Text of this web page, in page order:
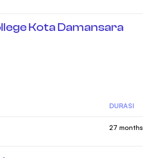
Kota Damansara
DURASI
27 months